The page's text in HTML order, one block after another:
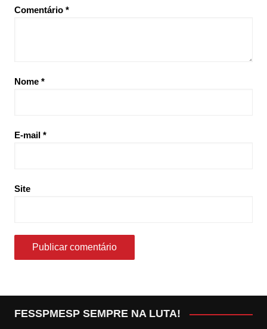
Comentário *
Nome *
E-mail *
Site
FESSPMESP SEMPRE NA LUTA!